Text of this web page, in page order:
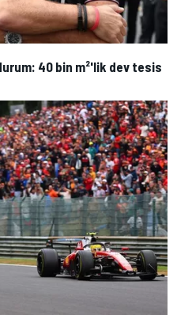
40 bin m²'lik dev tesis